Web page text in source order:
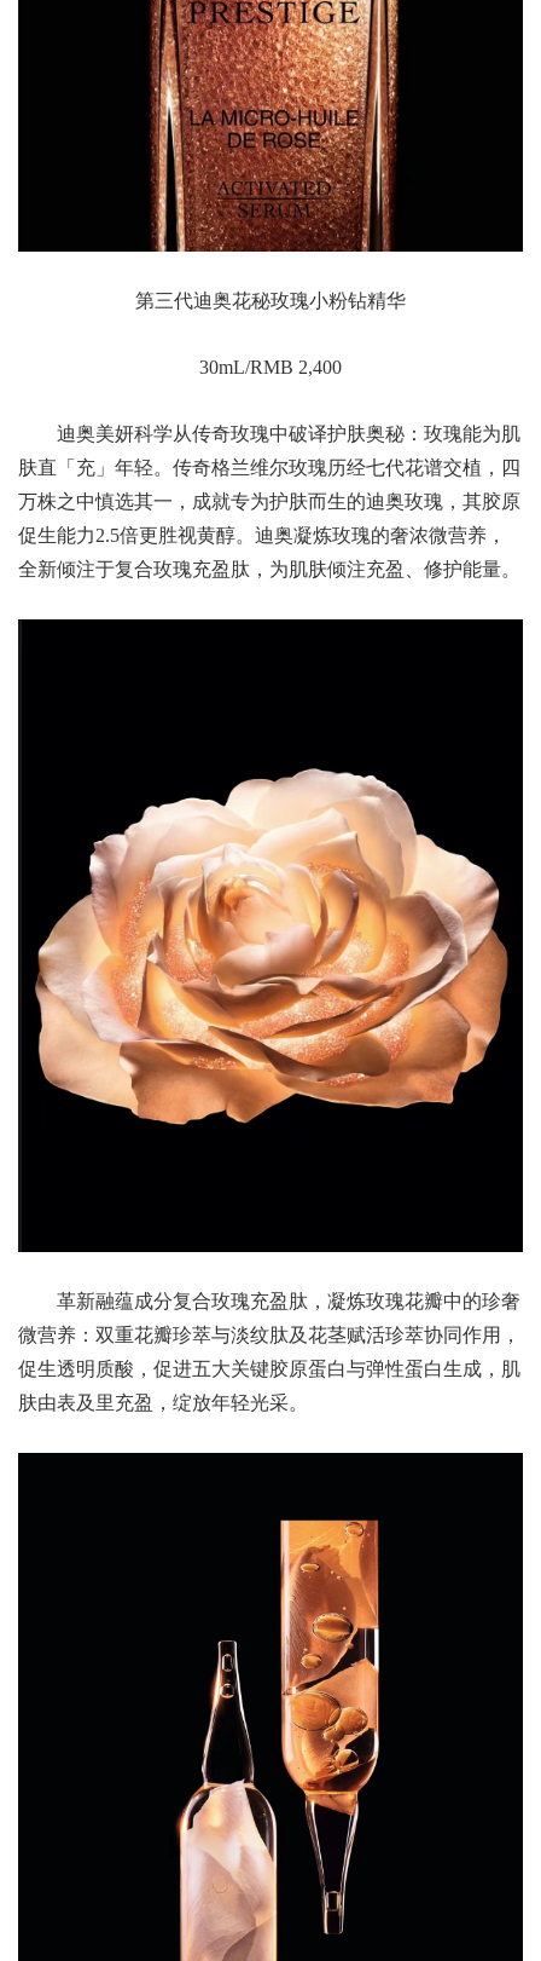
第三代迪奥花秘玫瑰小粉钻精华
30mL/RMB 2,400
迪奥美妍科学从传奇玫瑰中破译护肤奥秘：玫瑰能为肌
肤直「充」年轻。传奇格兰维尔玫瑰历经七代花谱交植，四
万株之中慎选其一，成就专为护肤而生的迪奥玫瑰，其胶原
促生能力2.5倍更胜视黄醇。迪奥凝炼玫瑰的奢浓微营养，
全新倾注于复合玫瑰充盈肽，为肌肤倾注充盈、修护能量。
革新融蕴成分复合玫瑰充盈肽，凝炼玫瑰花瓣中的珍奢
微营养：双重花瓣珍萃与淡纹肽及花茎赋活珍萃协同作用，
促生透明质酸，促进五大关键胶原蛋白与弹性蛋白生成，肌
肤由表及里充盈，绽放年轻光采。